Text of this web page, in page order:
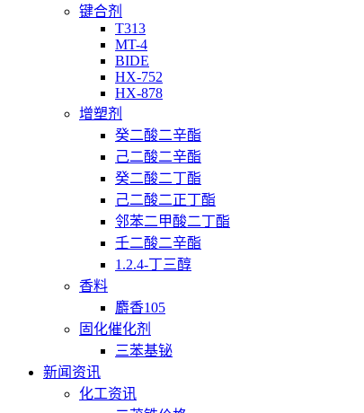
键合剂
T313
MT-4
BIDE
HX-752
HX-878
增塑剂
癸二酸二辛酯
己二酸二辛酯
癸二酸二丁酯
己二酸二正丁酯
邻苯二甲酸二丁酯
壬二酸二辛酯
1.2.4-丁三醇
香料
麝香105
固化催化剂
三苯基铋
新闻资讯
化工资讯